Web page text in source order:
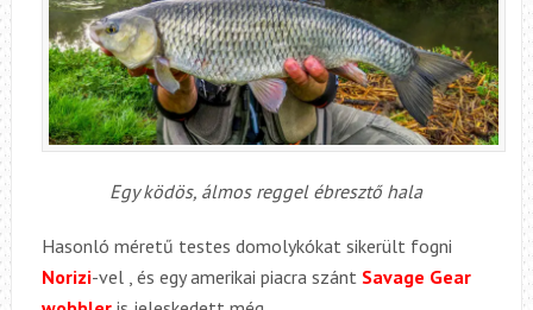
Egy ködös, álmos reggel ébresztő hala
Hasonló méretű testes domolykókat sikerült fogni
Norizi-vel , és egy amerikai piacra szánt Savage Gear